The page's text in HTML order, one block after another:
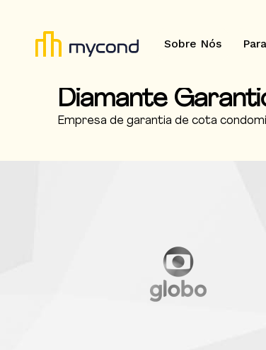
Sobre Nós
Diamante
Empresa de garantia de cota